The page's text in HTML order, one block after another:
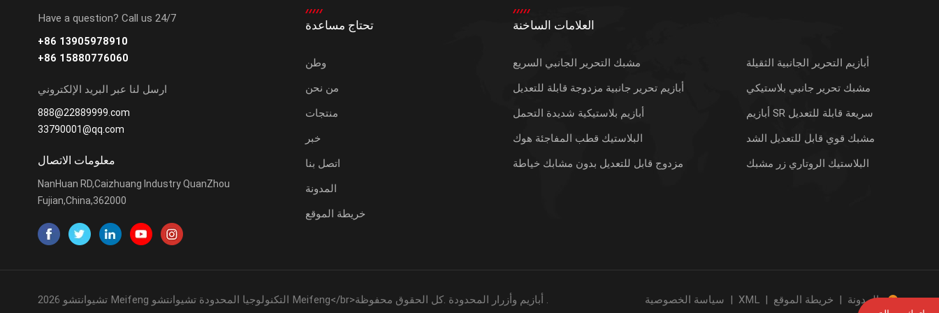
Have a question? Call us 24/7
+86 13905978910
+86 15880776060
ارسل لنا عبر البريد الإلكتروني
888@22889999.com
33790001@qq.com
معلومات الاتصال
NanHuan RD,Caizhuang Industry QuanZhou
Fujian,China,362000
تحتاج مساعدة
وطن
من نحن
منتجات
خبر
اتصل بنا
المدونة
خريطة الموقع
العلامات الساخنة
مشبك التحرير الجانبي السريع
أبازيم التحرير الجانبية الثقيلة
أبازيم تحرير جانبية مزدوجة قابلة للتعديل
مشبك تحرير جانبي بلاستيكي
أبازيم بلاستيكية شديدة التحمل
أبازيم SR سريعة قابلة للتعديل
البلاستيك قطب المفاجئة هوك
مشبك قوي قابل للتعديل الشد
مزدوج قابل للتعديل بدون مشابك خياطة
البلاستيك الروتاري زر مشبك
2026 تشيوانتشو Meifeng التكنولوجيا المحدودة تشيوانتشو Meifeng</br>أبازيم وأزرار المحدودة .كل الحقوق محفوظة . سياسة الخصوصية | XML | خريطة الموقع | المدونة